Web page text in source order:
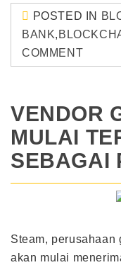
POSTED IN
BANK,
COMMENT
VENDOR
MULAI
SEBAGAI
Steam, perusahaan
akan mulai